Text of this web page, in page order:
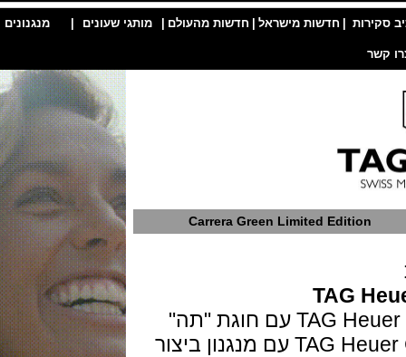
| חדשות מישראל | חדשות מהעולם | מותגי שעונים | מנגנונים |
Carrera Green Limited
TAG
מהדורה מוגבלת של TAG Heuer Carrera Green עם חוגת "תה"
מוסיפה מעט צבע עז לעיצוב TAG Heuer Carrera עם מנגנון ביצור